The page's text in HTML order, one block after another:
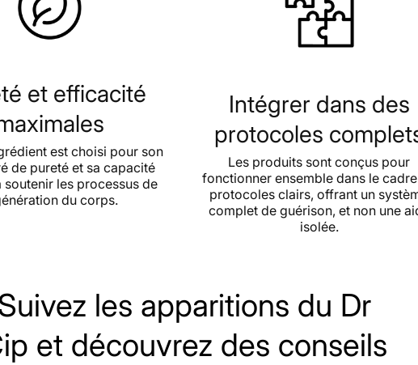
et efficacité
est choisi pour son
de pureté et sa capacité
soutenir les processus de
du corps.
Intégrer dans des
protocoles
Les produits sont conçus pour
fonctionner ensemble dans le
protocoles clairs, offrant un
complet de guérison, et non une
isolée.
les apparitions du Dr
et découvrez des conseils